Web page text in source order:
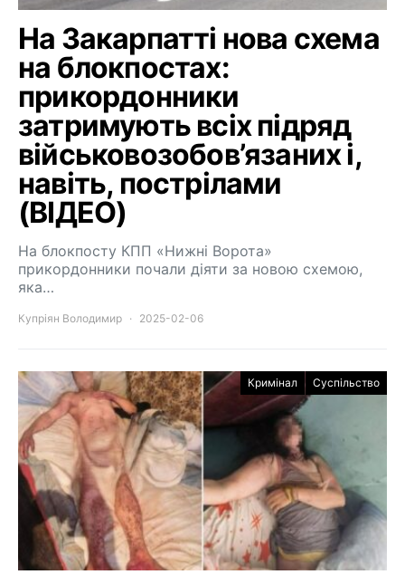
На Закарпатті нова схема
на блокпостах:
прикордонники
затримують всіх підряд
військовозобов’язаних і,
навіть, пострілами
(ВІДЕО)
На блокпосту КПП «Нижні Ворота»
прикордонники почали діяти за новою схемою,
яка…
Купріян Володимир 2025-02-06
Кримінал Суспільство